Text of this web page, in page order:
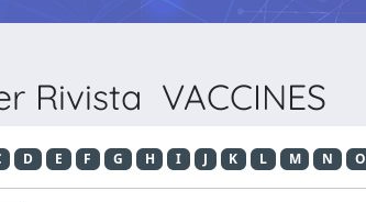
Rivista VACCINES
D E F G H I J K L M N O